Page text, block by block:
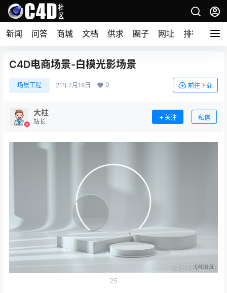
新闻 问答 商城 文档 供求 圈子 网址 排行榜
C4D电商场景-白模光影场景
场景工程 21年7月18日 0 前往下载
大柱
站长
关注 私信
25